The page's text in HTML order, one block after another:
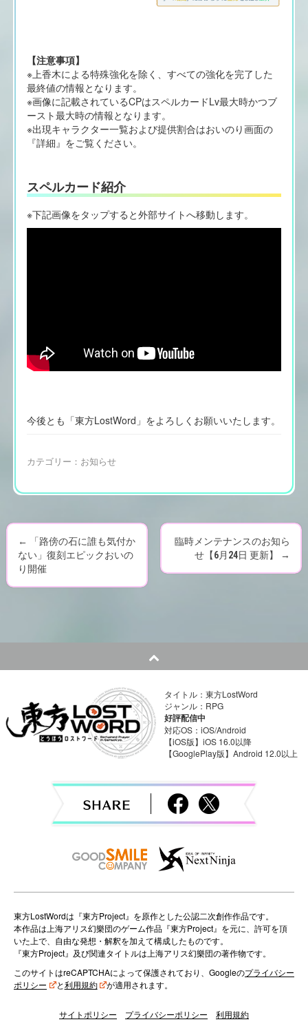
【注意事項】
※上香木による特殊強化を除く、すべての強化を完了した
最終値の情報となります。
※画像に記載されているCPはスペルカードLv最大時かつブ
ースト最大時の情報となります。
※出現キャラクター一覧および提供割合はおいのり画面の
『詳細』をご覧ください。
スペルカード紹介
※下記画像をタップすると外部サイトへ移動します。
今後とも「東方LostWord」をよろしくお願いいたします。
カテゴリー： お知らせ
P
o
n
v
o
n
←
「路傍の石に誰も気付か
ない」復刻エピックおいの
り開催
臨時メンテナンスのお知ら
せ【6月24日 更新】
→
タイトル：東方LostWord
ジャンル：RPG
好評配信中
対応OS：iOS/Android
【iOS版】iOS 16.0以降
【GooglePlay版】Android 12.0以上
東方LostWordは『東方Project』を原作とした公認二次創作作品です。
本作品は上海アリス幻樂団のゲーム作品『東方Project』を元に、許可を頂
いた上で、自由な発想・解釈を加えて構成したものです。
『東方Project』及び関連タイトルは上海アリス幻樂団の著作物です。
このサイトはreCAPTCHAによって保護されており、Googleのプライバシー
ポリシー
と利用規約 が適用されます。
サイトポリシー プライバシーポリシー 利用規約